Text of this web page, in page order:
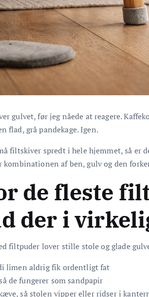
gulvet, før jeg nåede at reagere.
flad, grå pandekage. Igen.
filtskiver spredt i hele hjemmet, så er
kombinationen af ben, gulv og den
de fleste
der i
filtpuder lover stille stole og glade
limen aldrig fik ordentligt fat
de fungerer som sandpapir
så stolen vipper eller ridser i